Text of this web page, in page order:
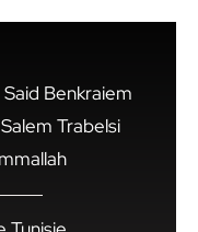
Benkraiem
Trabelsi